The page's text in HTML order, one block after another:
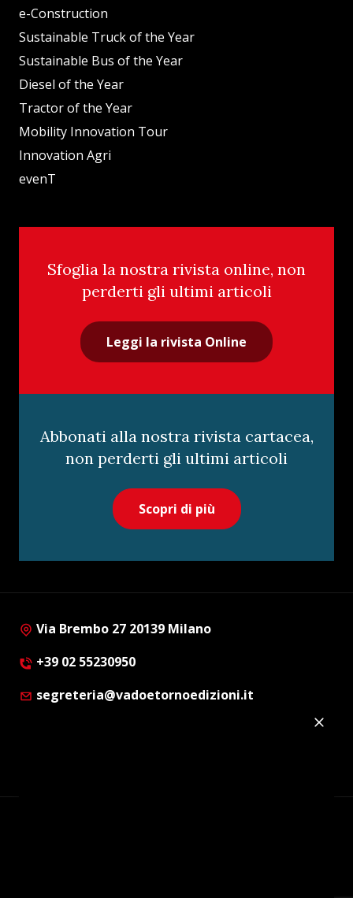
e-Construction
Sustainable Truck of the Year
Sustainable Bus of the Year
Diesel of the Year
Tractor of the Year
Mobility Innovation Tour
Innovation Agri
evenT
Sfoglia la nostra rivista online, non
perderti gli ultimi articoli
Leggi la rivista Online
Abbonati alla nostra rivista cartacea,
non perderti gli ultimi articoli
Scopri di più
Via Brembo 27 20139 Milano
+39 02 55230950
segreteria@vadoetornoedizioni.it